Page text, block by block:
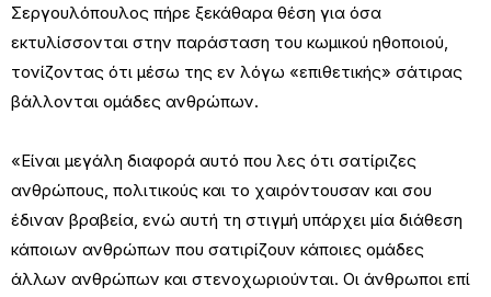
Σεργουλόπουλος πήρε ξεκάθαρα θέση για όσα
εκτυλίσσονται στην παράσταση του κωμικού ηθοποιού,
τονίζοντας ότι μέσω της εν λόγω «επιθετικής» σάτιρας
βάλλονται ομάδες ανθρώπων.
«Είναι μεγάλη διαφορά αυτό που λες ότι σατίριζες
ανθρώπους, πολιτικούς και το χαιρόντουσαν και σου
έδιναν βραβεία, ενώ αυτή τη στιγμή υπάρχει μία διάθεση
κάποιων ανθρώπων που σατιρίζουν κάποιες ομάδες
άλλων ανθρώπων και στενοχωριούνται. Οι άνθρωποι επί